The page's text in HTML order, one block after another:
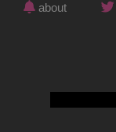
about